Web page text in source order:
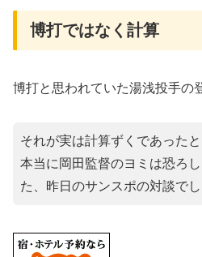
博打ではなく計算
博打と思われていた湯浅投手の
それが実は計算ずくであった
本当に岡田監督のヨミは恐ろ
た、昨日のサンスポの対談でし